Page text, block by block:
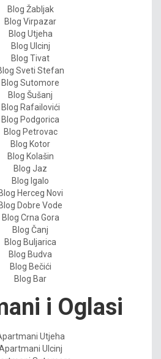
Blog Žabljak
Blog Virpazar
Blog Utjeha
Blog Ulcinj
Blog Tivat
Sveti Stefan
Blog Sutomore
Blog Šušanj
Blog Rafailovići
Blog Podgorica
Blog Petrovac
Blog Kotor
Blog Kolašin
Blog Jaz
Blog Igalo
Blog Herceg Novi
Blog Dobre Vode
Blog Crna Gora
Blog Čanj
Blog Buljarica
Blog Budva
Blog Bečići
Blog Bar
i Oglasi
Utjeha
Ulcinj